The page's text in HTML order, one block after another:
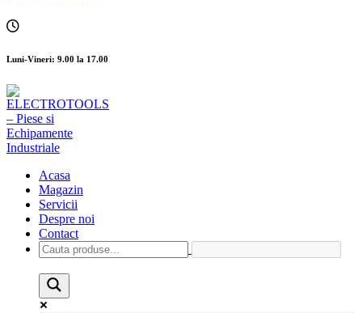
Luni-Vineri: 9.00 la 17.00
Acasa
Magazin
Servicii
Despre noi
Contact